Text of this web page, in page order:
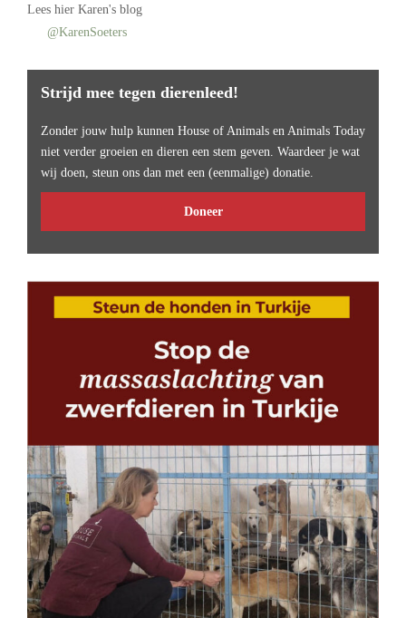
Lees hier Karen's blog
@KarenSoeters
Strijd mee tegen dierenleed!
Zonder jouw hulp kunnen House of Animals en Animals Today
niet verder groeien en dieren een stem geven. Waardeer je wat
wij doen, steun ons dan met een (eenmalige) donatie.
Doneer